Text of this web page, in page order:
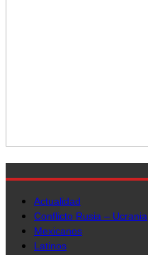
Actualidad
Conflicto Rusia – Ucrania
Mexicanos
Latinos